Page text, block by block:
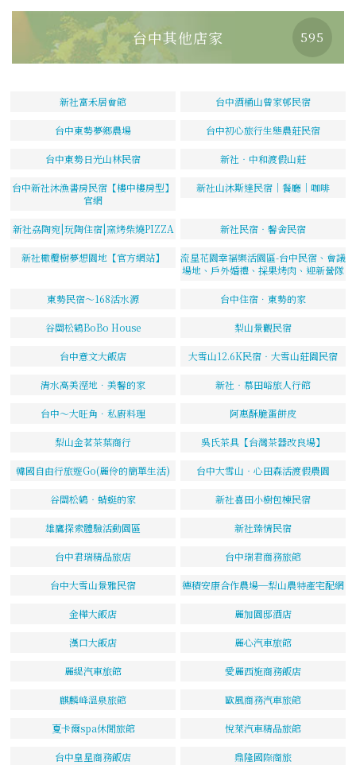
台中其他店家 595
新社富禾居會館 台中酒桶山曾家邨民宿
台中東勢夢鄉農場 台中初心旅行生態農莊民宿
台中東勢日光山林民宿 新社‧中和渡假山莊
台中新社沐漁書房民宿【樓中樓房型】
官網
新社山沐斯達民宿｜餐廳｜咖啡
新社劦陶宛|玩陶住宿|窯烤柴燒PIZZA 新社民宿‧馨舍民宿
新社橄欖樹夢想園地【官方網站】
流星花園幸福樂活園區-台中民宿、會議
場地、戶外婚禮、採果烤肉、迎新營隊
東勢民宿～168活水源 台中住宿．東勢的家
谷關松鶴BoBo House 梨山景觀民宿
台中意文大飯店 大雪山12.6K民宿‧大雪山莊園民宿
清水高美溼地．美馨的家 新社‧慕田峪旅人行館
台中～大旺角．私廚料理 阿惠酥脆蛋餅皮
梨山金茗茶葉商行 吳氏茶具【台灣茶器改良場】
韓國自由行旅遊Go(麗伶的簡單生活) 台中大雪山‧心田森活渡假農園
谷關松鶴‧蜻蜓的家 新社喜田小樹包棟民宿
雄鷹探索體驗活動園區 新社臻情民宿
台中君瑞精品旅店 台中瑞君商務旅館
台中大雪山景雅民宿 德積安康合作農場─梨山農特產宅配網
金樺大飯店 麗加園邸酒店
漢口大飯店 麗心汽車旅館
麗緹汽車旅館 愛麗西施商務飯店
麒麟峰溫泉旅館 歐風商務汽車旅館
夏卡爾spa休閒旅館 悅萊汽車精品旅館
台中皇星商務飯店 鼎隆國際商旅